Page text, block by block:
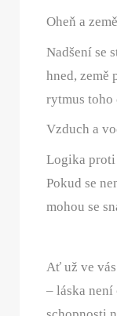
Oheň a země
Nadšení se
hned, země
rytmus toho
Vzduch a
Logika proti
Pokud se
mohou se
Ať už ve
– láska není